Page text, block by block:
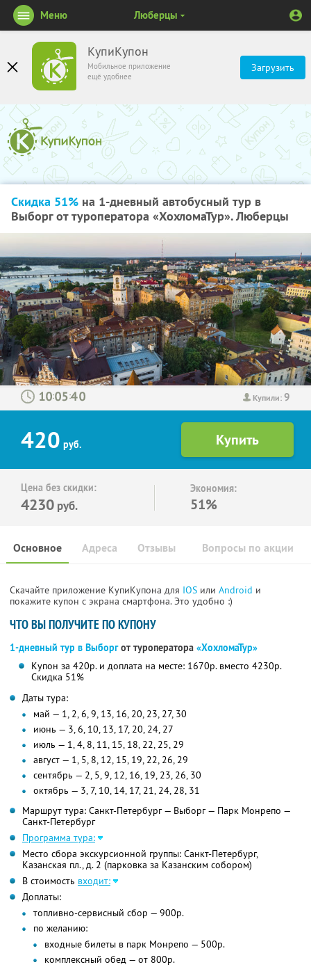
КупиКупон
Мобильное приложение
ещё удобнее
Загрузить
Меню Люберцы
Скидка 51% на 1-дневный автобусный тур в
Выборг от туроператора «ХохломаТур». Люберцы
Купили:9
: :
420 руб.
Цена без скидки:
4230 руб.
Экономия:
51%
Основное Отзывы Вопросы по акции
Адреса
Скачайте приложение КупиКупона для IOS или Android и
покажите купон с экрана смартфона. Это удобно :)
ЧТО ВЫ ПОЛУЧИТЕ ПО КУПОНУ
1-дневный тур в Выборгот туроператора «ХохломаТур»
Купон за 420р. и доплата на месте: 1670р. вместо 4230р.
Скидка 51%
Даты тура:
май — 1, 2, 6, 9, 13, 16, 20, 23, 27, 30
июнь — 3, 6, 10, 13, 17, 20, 24, 27
июль — 1, 4, 8, 11, 15, 18, 22, 25, 29
август — 1, 5, 8, 12, 15, 19, 22, 26, 29
сентябрь — 2, 5, 9, 12, 16, 19, 23, 26, 30
октябрь — 3, 7, 10, 14, 17, 21, 24, 28, 31
Маршрут тура: Санкт-Петербург — Выборг — Парк Монрепо —
Санкт-Петербург
Программа тура:
Место сбора экскурсионной группы: Санкт-Петербург,
Казанская пл., д. 2 (парковка за Казанским собором)
В стоимость входит:
Доплаты:
топливно-сервисный сбор — 900р.
по желанию:
входные билеты в парк Монрепо — 500р.
комплексный обед — от 800р.